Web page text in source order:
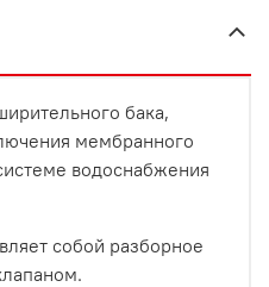
бака,
мембранного
водоснабжения
собой разборное